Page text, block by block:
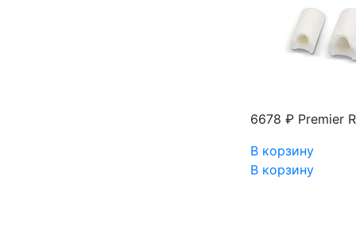
6678 ₽ Premier
В корзину
В корзину